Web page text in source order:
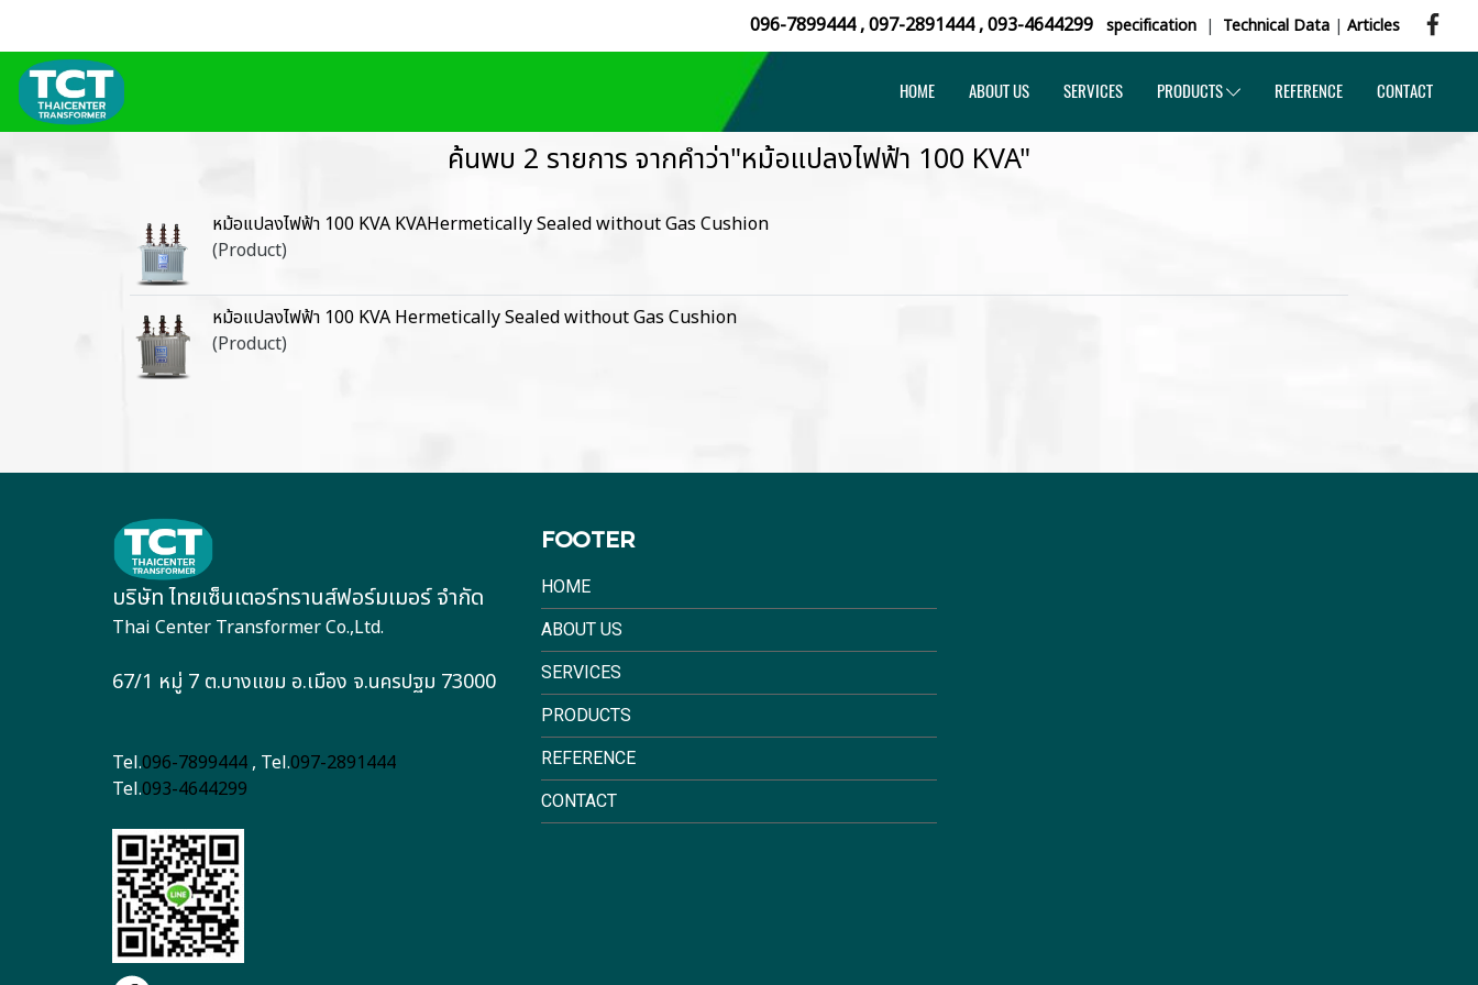
096-7899444,097-2891444,093-4644299 specification | Technical Data | Articles
HOME ABOUT US SERVICES PRODUCTS REFERENCE CONTACT
ค้นพบ 2 รายการ จากคำว่า"หม้อแปลงไฟฟ้า 100 KVA"
หม้อแปลงไฟฟ้า 100 KVA KVAHermetically Sealed without Gas Cushion
(Product)
หม้อแปลงไฟฟ้า 100 KVA Hermetically Sealed without Gas Cushion
(Product)
บริษัท ไทยเซ็นเตอร์ทรานส์ฟอร์มเมอร์ จำกัด
Thai Center Transformer Co.,Ltd.
67/1 หมู่ 7 ต.บางแขม อ.เมือง จ.นครปฐม 73000
Tel.096-7899444 , Tel.097-2891444
Tel.093-4644299
FOOTER
HOME
ABOUT US
SERVICES
PRODUCTS
REFERENCE
CONTACT